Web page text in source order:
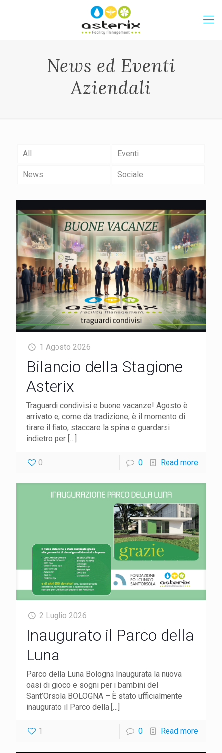
News ed Eventi
Aziendali
All Eventi
News Sociale
1 Agosto 2026
Bilancio della Stagione
Asterix
Traguardi condivisi e buone vacanze! Agosto è
arrivato e, come da tradizione, è il momento di
tirare il fiato, staccare la spina e guardarsi
indietro per […]
0 0 Read more
2 Luglio 2026
Inaugurato il Parco della
Luna
Parco della Luna Bologna Inaugurata la nuova
oasi di gioco e sogni per i bambini del
Sant’Orsola BOLOGNA – È stato ufficialmente
inaugurato il Parco della […]
1 0 Read more